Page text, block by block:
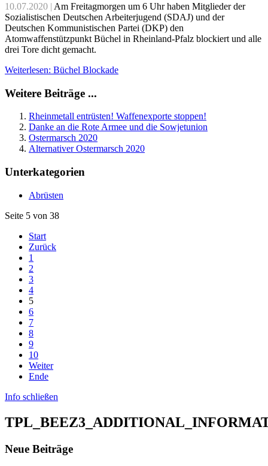
10.07.2020 | Am Freitagmorgen um 6 Uhr haben Mitglieder der
Sozialistischen Deutschen Arbeiterjugend (SDAJ) und der
Deutschen Kommunistischen Partei (DKP) den
Atomwaffenstützpunkt Büchel in Rheinland-Pfalz blockiert und alle
drei Tore dicht gemacht.
Weiterlesen: Büchel Blockade
Weitere Beiträge ...
Rheinmetall entrüsten! Waffenexporte stoppen!
Danke an die Rote Armee und die Sowjetunion
Ostermarsch 2020
Alternativer Ostermarsch 2020
Unterkategorien
Abrüsten
Seite 5 von 38
Start
Zurück
1
2
3
4
5
6
7
8
9
10
Weiter
Ende
Info schließen
Neue Beiträge